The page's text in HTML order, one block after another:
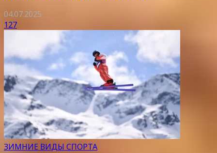
04.07.2025
127
ЗИМНИЕ ВИДЫ СПОРТА